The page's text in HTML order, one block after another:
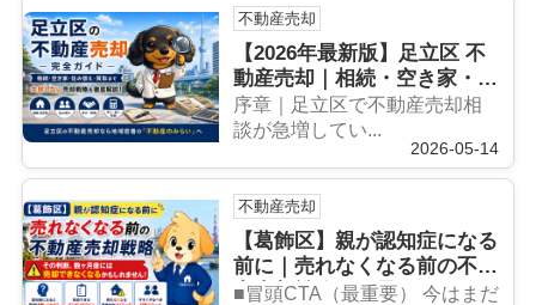
不動産売却
【2026年最新版】足立区 不
動産売却｜相続・空き家・住
み替え・買取まで失敗しない
完全ガイド｜不動産のみらい
序章｜足立区で不動産売却相
談が急増してい...
2026-05-14
不動産売却
【葛飾区】親が認知症になる
前に｜売れなくなる前の不動
産売却戦略と限界ライン
■冒頭CTA（最重要） 今はまだ